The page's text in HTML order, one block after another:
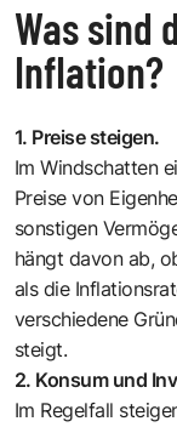
Was sind
Inflation?
1. Preise steigen.
Im Windschatten
Preise von
sonstigen
hängt davon ab,
als die
verschiedene
steigt.
2. Konsum und
Im Regelfall